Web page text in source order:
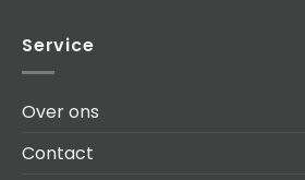
Service
Over ons
Contact